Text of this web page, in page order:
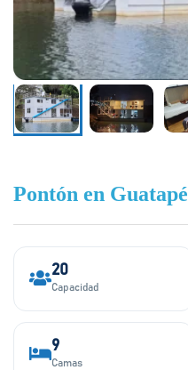
Pontón en Guatapé
20
Capacidad
9
Camas